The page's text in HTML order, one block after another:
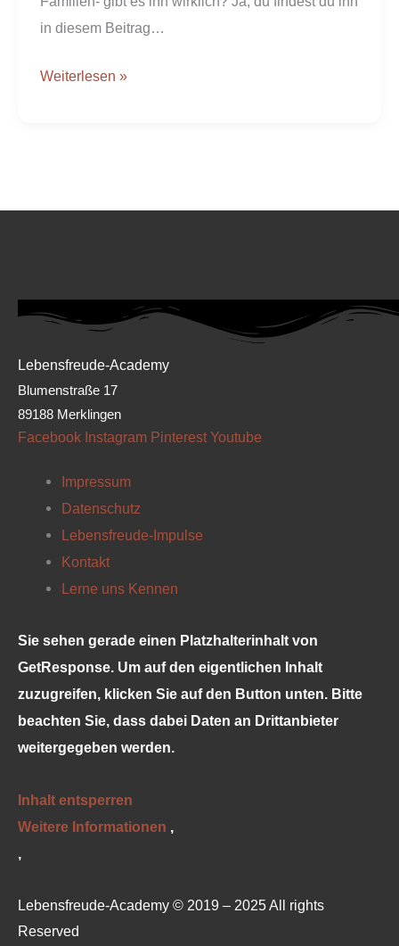
in diesem Beitrag…
Weiterlesen »
Lebensfreude-Academy
Blumenstraße 17
89188 Merklingen
Facebook Instagram Pinterest Youtube
Impressum
Datenschutz
Lebensfreude-Impulse
Kontakt
Lerne uns Kennen
Sie sehen gerade einen Platzhalterinhalt von
GetResponse. Um auf den eigentlichen Inhalt
zuzugreifen, klicken Sie auf den Button unten. Bitte
beachten Sie, dass dabei Daten an Drittanbieter
weitergegeben werden.
Inhalt entsperren
Weitere Informationen ‚
‚
Lebensfreude-Academy © 2019 – 2025 All rights
Reserved